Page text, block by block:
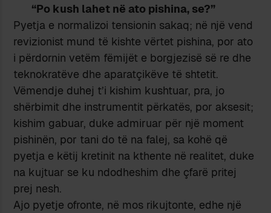
“Po kush lahet në ato pishina, se?”
Pyetja e normalizoi tensionin sakaq; në një vend
revizionist mund të kishte vërtet pishina, por ato
i përdornin vetëm fëmijët e borgjezisë së re dhe
teknokratëve dhe aparatçikëve të shtetit.
Vëmendje duhej t’i kishim kushtuar, pra, jo
shërbimit dhe instrumentit përkatës, por aksesit;
kishim gabuar, duke admiruar për një moment
pishinën, por tani do të na falej, sa kohë që
pyetja e këtij kretinit na kthente në realitet, duke
na kujtuar se ku ndodheshim dhe çfarë pritej
prej nesh.
Ajo pyetje ofronte, në mos rikujtonte, edhe një